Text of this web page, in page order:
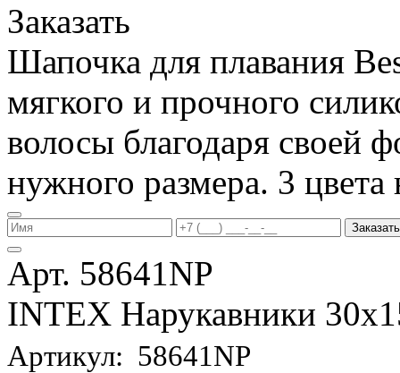
Заказать
Шапочка для плавания
мягкого и прочного
волосы благодаря своей
нужного размера. 3
Заказать
Арт. 58641NP
INTEX Нарукавники
Артикул: 58641NP